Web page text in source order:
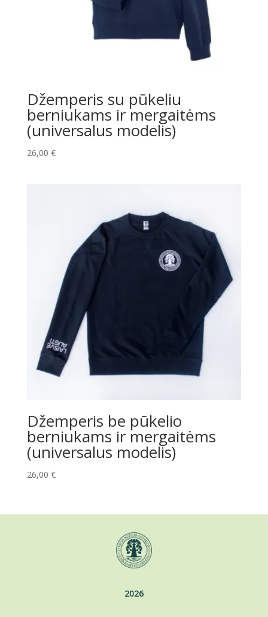
Džemperis su pūkeliu
berniukams ir mergaitėms
(universalus modelis)
26,00 €
Džemperis be pūkelio
berniukams ir mergaitėms
(universalus modelis)
26,00 €
2026